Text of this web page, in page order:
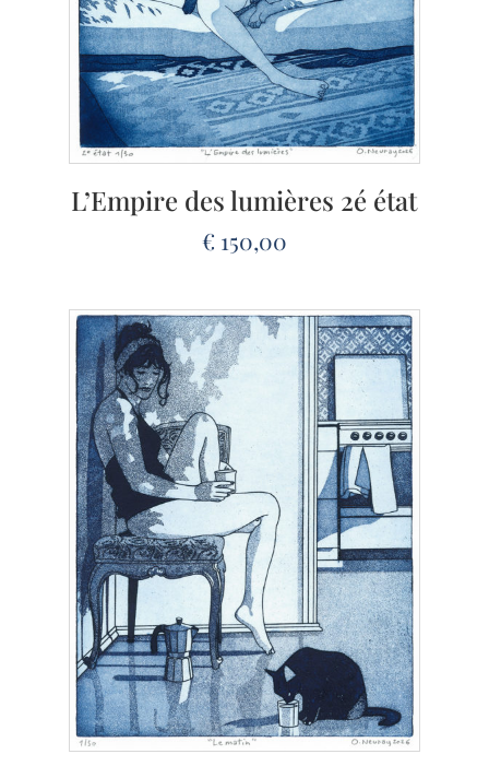
L’Empire des lumières 2é état
€ 150,00